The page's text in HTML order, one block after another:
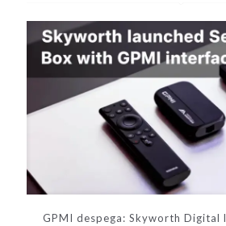
v
GPMI despega: Skyworth Digital